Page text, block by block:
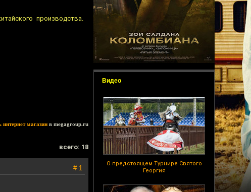
Видео
О предстоящем Турнире Святого
Георгия
производства.
интернет магазин в megagroup.ru
всего: 18
# 1